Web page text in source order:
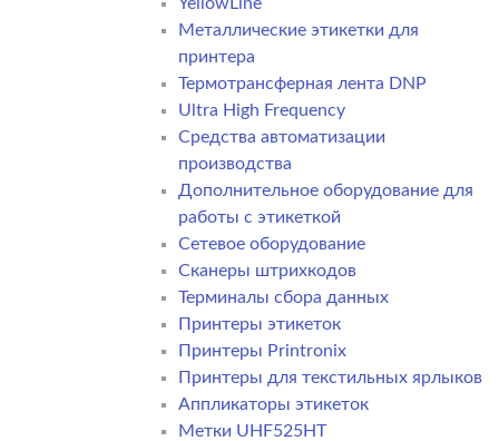
Металлические этикетки для
принтера
Термотрансферная лента DNP
Ultra High Frequency
Средства автоматизации
производства
Дополнительное оборудование для
работы с этикеткой
Сетевое оборудование
Сканеры штрихкодов
Терминалы сбора данных
Принтеры этикеток
Принтеры Printronix
Принтеры для текстильных ярлыков
Аппликаторы этикеток
Метки UHF525HT